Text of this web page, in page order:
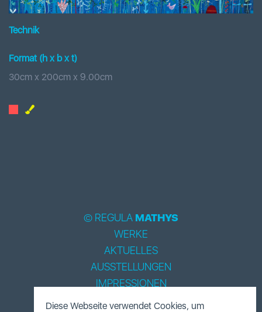
Technik
Format (h x bx t)
30cm x 200cm x 9.00cm
© REGULA MATHYS
WERKE
AKTUELLES
AUSSTELLUNGEN
IMPRESSIONEN
BIOGRAPHIE
Diese Webseite verwendet Cookies, um